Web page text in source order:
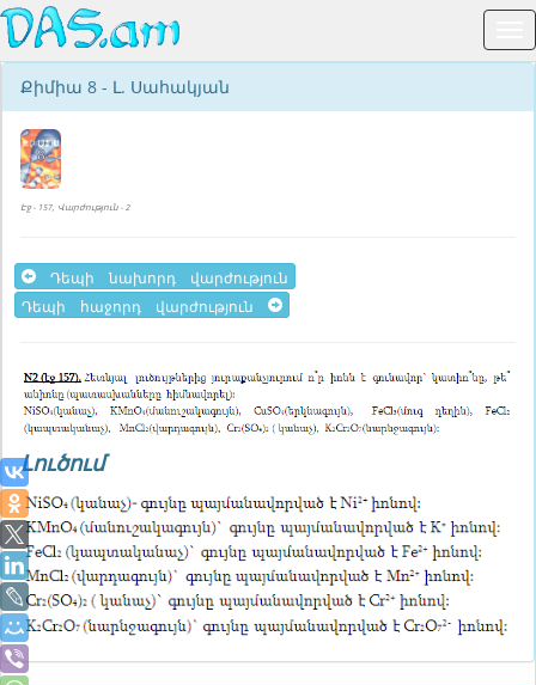
Քիմիա 8 - Լ. Սահակյան
Էջ - 157, Վարժություն - 2
Դեպի նախորդ վարժություն
Դեպի հաջորդ վարժություն
Լուծում